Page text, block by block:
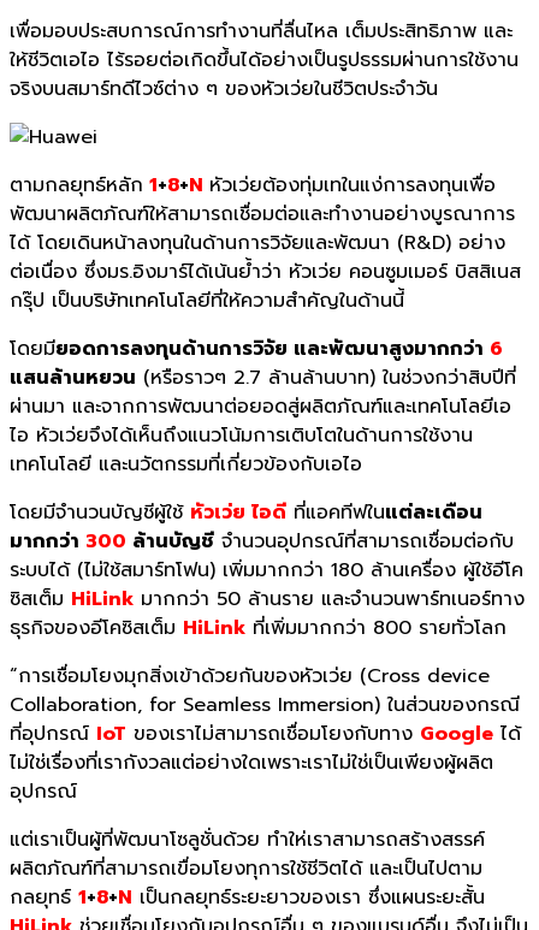
เพื่อมอบประสบการณ์การทำงานที่ลื่นไหล เต็มประสิทธิภาพ และ
ให้ชีวิตเอไอ ไร้รอยต่อเกิดขึ้นได้อย่างเป็นรูปธรรมผ่านการใช้งาน
จริงบนสมาร์ทดีไวซ์ต่าง ๆ ของหัวเว่ยในชีวิตประจำวัน
ตามกลยุทธ์หลัก 1+8+N หัวเว่ยต้องทุ่มเทในแง่การลงทุนเพื่อ
พัฒนาผลิตภัณฑ์ให้สามารถเชื่อมต่อและทำงานอย่างบูรณาการ
ได้ โดยเดินหน้าลงทุนในด้านการวิจัยและพัฒนา (R&D) อย่าง
ต่อเนื่อง ซึ่งมร.อิงมาร์ได้เน้นย้ำว่า หัวเว่ย คอนซูมเมอร์ บิสสิเนส
กรุ๊ป เป็นบริษัทเทคโนโลยีที่ให้ความสำคัญในด้านนี้
โดยมียอดการลงทุนด้านการวิจัย และพัฒนาสูงมากกว่า 6
แสนล้านหยวน (หรือราวๆ 2.7 ล้านล้านบาท) ในช่วงกว่าสิบปีที่
ผ่านมา และจากการพัฒนาต่อยอดสู่ผลิตภัณฑ์และเทคโนโลยีเอ
ไอ หัวเว่ยจึงได้เห็นถึงแนวโน้มการเติบโตในด้านการใช้งาน
เทคโนโลยี และนวัตกรรมที่เกี่ยวข้องกับเอไอ
โดยมีจำนวนบัญชีผู้ใช้ หัวเว่ย ไอดี ที่แอคทีฟในแต่ละเดือน
มากกว่า 300 ล้านบัญชี จำนวนอุปกรณ์ที่สามารถเชื่อมต่อกับ
ระบบได้ (ไม่ใช้สมาร์ทโฟน) เพิ่มมากกว่า 180 ล้านเครื่อง ผู้ใช้อีโค
ซิสเต็ม HiLink มากกว่า 50 ล้านราย และจำนวนพาร์ทเนอร์ทาง
ธุรกิจของอีโคซิสเต็ม HiLink ที่เพิ่มมากกว่า 800 รายทั่วโลก
“การเชื่อมโยงมุกสิ่งเข้าด้วยกันของหัวเว่ย (Cross device
Collaboration, for Seamless Immersion) ในส่วนของกรณี
ที่อุปกรณ์ IoT ของเราไม่สามารถเชื่อมโยงกับทาง Google ได้
ไม่ใช่เรื่องที่เรากังวลแต่อย่างใดเพราะเราไม่ใช่เป็นเพียงผู้ผลิต
อุปกรณ์
แต่เราเป็นผู้ที่พัฒนาโซลูชั่นด้วย ทำให่เราสามารถสร้างสรรค์
ผลิตภัณฑ์ที่สามารถเขื่อมโยงทุการใช้ชีวิตได้ และเป็นไปตาม
กลยุทธ์ 1+8+N เป็นกลยุทธ์ระยะยาวของเรา ซึ่งแผนระยะสั้น